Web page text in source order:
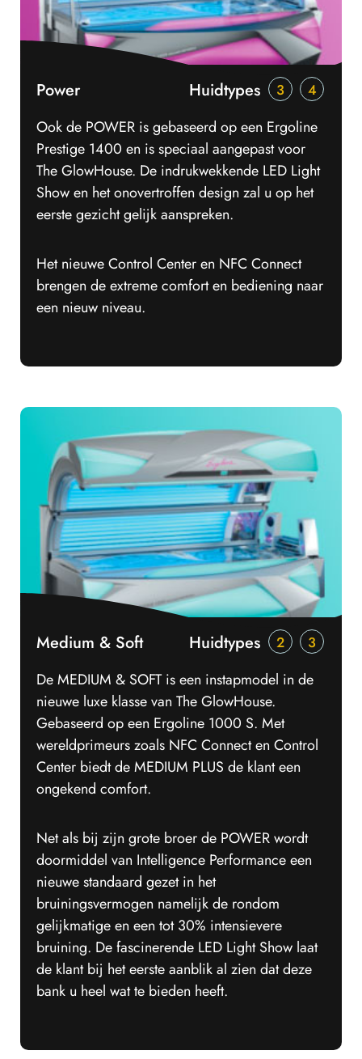
Power Huidtypes 3 4
Ook de POWER is gebaseerd op een Ergoline
Prestige 1400 en is speciaal aangepast voor
The GlowHouse. De indrukwekkende LED Light
Show en het onovertroffen design zal u op het
eerste gezicht gelijk aanspreken.
Het nieuwe Control Center en NFC Connect
brengen de extreme comfort en bediening naar
een nieuw niveau.
Medium & Soft Huidtypes 2 3
De MEDIUM & SOFT is een instapmodel in de
nieuwe luxe klasse van The GlowHouse.
Gebaseerd op een Ergoline 1000 S. Met
wereldprimeurs zoals NFC Connect en Control
Center biedt de MEDIUM PLUS de klant een
ongekend comfort.
Net als bij zijn grote broer de POWER wordt
doormiddel van Intelligence Performance een
nieuwe standaard gezet in het
bruiningsvermogen namelijk de rondom
gelijkmatige en een tot 30% intensievere
bruining. De fascinerende LED Light Show laat
de klant bij het eerste aanblik al zien dat deze
bank u heel wat te bieden heeft.